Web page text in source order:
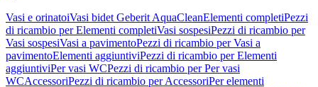
Vasi e orinatoiVasi bidet Geberit AquaCleanElementi completiPezzi
di ricambio per Elementi completiVasi sospesiPezzi di ricambio per
Vasi sospesiVasi a pavimentoPezzi di ricambio per Vasi a
pavimentoElementi aggiuntiviPezzi di ricambio per Elementi
aggiuntiviPer vasi WCPezzi di ricambio per Per vasi
WCAccessoriPezzi di ricambio per AccessoriPer elementi